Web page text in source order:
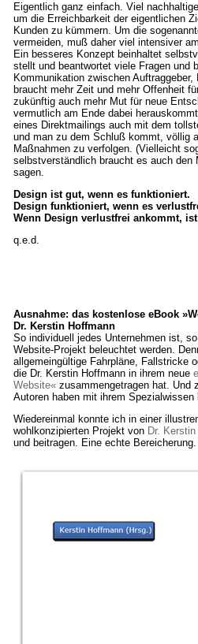
Eigentlich ganz einfach. Viel
um die Erreichbarkeit der eigentlichen
Kunden zu kümmern. Um die
vermeiden, muß daher viel intensiver
Ein besseres Konzept beinhaltet
stellt und beantwortet viele Fragen und
Kommunikation zwischen
braucht mehr Zeit und mehr Offenheit
zukünftig auch mehr Mut für neue
vermutlich am Ende dabei
eines Direktmailings auch mit dem
und man zu dem Schluß kommt, völlig
Maßnahmen zu verfolgen. (Vielleicht
selbstverständlich braucht es auch den
sagen.
Design ist gut, wenn es funktioniert.
Design funktioniert, wenn es
Wenn Design verlustfrei ankommt,
q.e.d.
Ausnahme: das kostenlose eBook
Dr. Kerstin Hoffmann
So individuell jedes Unternehmen ist,
Website-Projekt beleuchtet werden.
allgemeingültige Fahrpläne, Fallstricke
die Dr. Kerstin Hoffmann in ihrem neue
Website« zusammengetragen hat. Und
Autoren haben mit ihrem Spezialwissen
Wiedereinmal konnte ich in einer
wohlkonzipierten Projekt von Dr.
und beitragen. Eine echte